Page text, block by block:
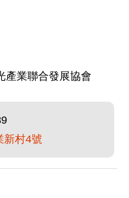
產業聯合發展協會
新村4號